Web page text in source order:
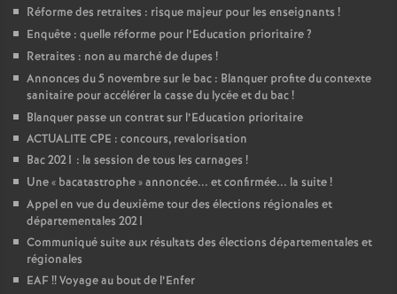
Réforme des retraites : risque majeur pour les enseignants !
Enquête : quelle réforme pour l’Education prioritaire?
Retraites : non au marché de dupes !
Annonces du 5 novembre sur le bac : Blanquer profite du contexte
sanitaire pour accélérer la casse du lycée et du bac!
Blanquer passe un contrat sur l’Education prioritaire
ACTUALITE CPE : concours, revalorisation
Bac 2021 : la session de tous les carnages !
Une « bacatastrophe» annoncée... et confirmée... la suite!
Appel en vue du deuxième tour des élections régionales et
départementales 2021
Communiqué suite aux résultats des élections départementales et
régionales
EAF!! Voyage au bout de l’Enfer